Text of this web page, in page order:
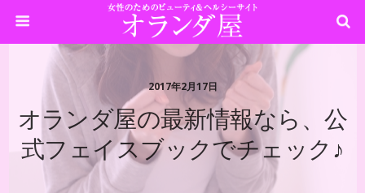
2017年2月17日
オランダ屋の最新情報なら、公
式フェイスブックでチェック♪